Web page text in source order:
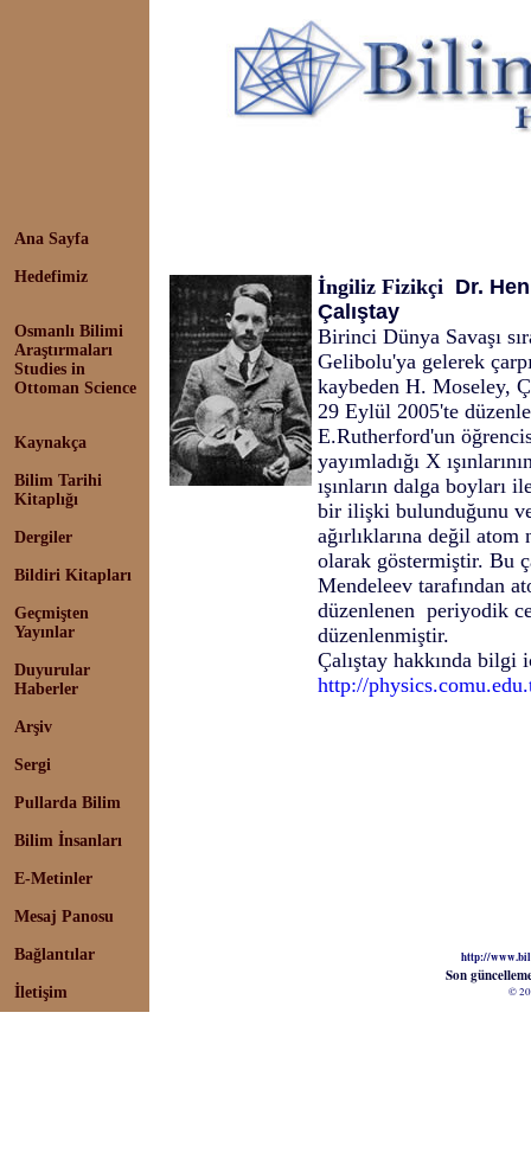
Ana Sayfa
Hedefimiz
Osmanlı Bilimi
Araştırmaları
Studies in
Ottoman Science
Kaynakça
Bilim Tarihi
Kitaplığı
Dergiler
Bildiri Kitapları
Geçmişten
Yayınlar
Duyurular
Haberler
Arşiv
Sergi
Pullarda Bilim
Bilim İnsanları
E-Metinler
Mesaj Panosu
Bağlantılar
İletişim
İngiliz Fizikçi Dr.
Çalıştay
Birinci Dünya Savaşı
Gelibolu'ya gelerek
kaybeden H. Moseley,
29 Eylül 2005'te
E.Rutherford'un
yayımladığı X
ışınların dalga boyları
bir ilişki bulunduğunu
ağırlıklarına değil atom
olarak göstermiştir. Bu
Mendeleev tarafından
düzenlenen periyodik
düzenlenmiştir.
Çalıştay hakkında bilgi
http://
http://
Son
©